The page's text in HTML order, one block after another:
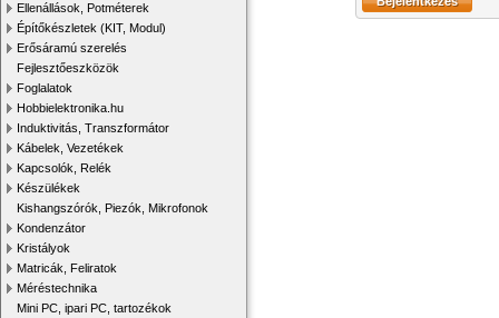
Ellenállások, Potméterek
Építőkészletek (KIT, Modul)
Erősáramú szerelés
Fejlesztőeszközök
Foglalatok
Hobbielektronika.hu
Induktivitás, Transzformátor
Kábelek, Vezetékek
Kapcsolók, Relék
Készülékek
Kishangszórók, Piezók, Mikrofonok
Kondenzátor
Kristályok
Matricák, Feliratok
Méréstechnika
Mini PC, ipari PC, tartozékok